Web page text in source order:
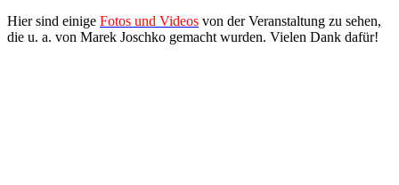
Hier sind einige Fotos und Videos von der Veranstaltung zu sehen,
die u. a. von Marek Joschko gemacht wurden. Vielen Dank dafür!